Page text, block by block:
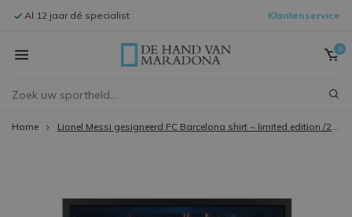
Al 12 jaar dé specialist Klantenservice
0
Home Lionel Messi gesigneerd FC Barcelona shirt ~ limited edition /25 ~